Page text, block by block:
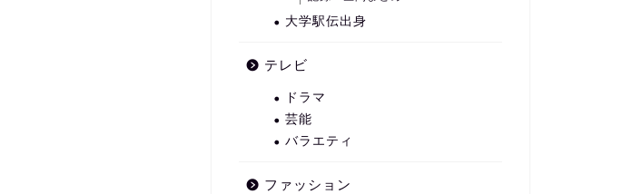
大学駅伝出身
テレビ
ドラマ
芸能
バラエティ
ファッション